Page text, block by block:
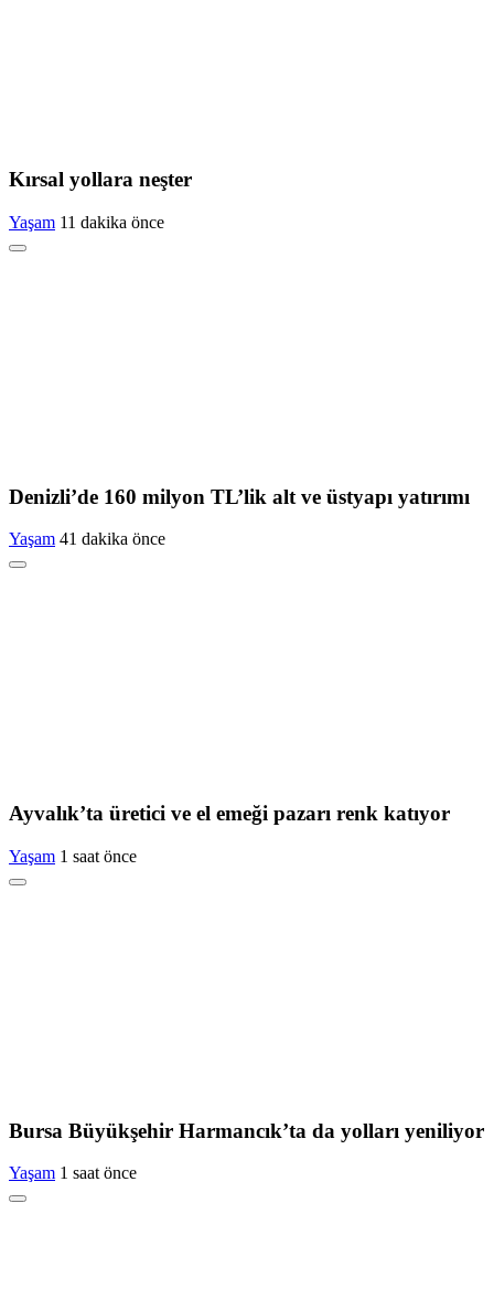
Kırsal yollara neşter
Yaşam 11 dakika önce
Denizli’de 160 milyon TL’lik alt ve üstyapı yatırımı
Yaşam 41 dakika önce
Ayvalık’ta üretici ve el emeği pazarı renk katıyor
Yaşam 1 saat önce
Bursa Büyükşehir Harmancık’ta da yolları yeniliyor
Yaşam 1 saat önce